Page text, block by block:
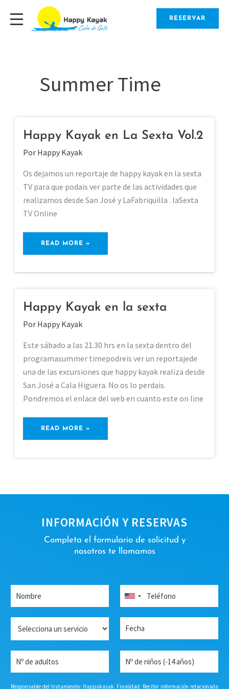
contenido
RESERVAR
Summer Time
Happy Kayak en La Sexta Vol.2
Por Happy Kayak
Os dejamos un reportaje de happy kayak en la sexta
TV para que podais ver parte de las actividades que
realizamos desde San José y LaFabriquilla . laSexta
TV Online
HAPPY
EN
LA
READ MORE »
Happy Kayak en la sexta
Por Happy Kayak
Este sábado a las 21.30 hrs en la sexta dentro del
programasummer timepodreis ver un reportajede
una de las excursiones que happy kayak realiza desde
San José a Cala Higuera. No os lo perdais.
Pondremos el enlace del web en cuanto este on line
HAPPY
EN
LA
READ MORE »
INFORMACIÓN Y RESERVAS
Completa el formulario de solicitud y
nosotros te llamamos
m
b
e
l
é
o
United
+1
r
v
c
c
h
*
d
e
d
e
Responsable del tratamiento: Happykayak. Finalidad: Recibir información relacionada